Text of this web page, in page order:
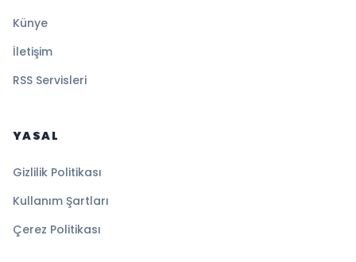
Künye
İletişim
RSS Servisleri
YASAL
Gizlilik Politikası
Kullanım Şartları
Çerez Politikası